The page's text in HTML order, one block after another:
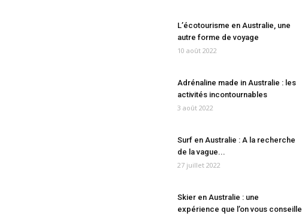
L’écotourisme en Australie, une
autre forme de voyage
10 août 2022
Adrénaline made in Australie : les
activités incontournables
3 août 2022
Surf en Australie : A la recherche
de la vague...
27 juillet 2022
Skier en Australie : une
expérience que l’on vous conseille